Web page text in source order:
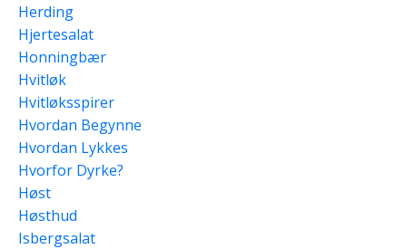
Herding
Hjertesalat
Honningbær
Hvitløk
Hvitløksspirer
Hvordan Begynne
Hvordan Lykkes
Hvorfor Dyrke?
Høst
Høsthud
Isbergsalat